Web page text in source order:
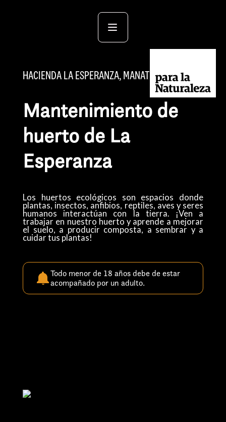
HACIENDA LA ESPERANZA, MANATÍ
Mantenimiento de
huerto de La
Esperanza
Los huertos ecológicos son espacios donde
plantas, insectos, anfibios, reptiles, aves y seres
humanos interactúan con la tierra. ¡Ven a
trabajar en nuestro huerto y aprende a mejorar
el suelo, a producir composta, a sembrar y a
cuidar tus plantas!
Todo menor de 18 años debe de estar
acompañado por un adulto.